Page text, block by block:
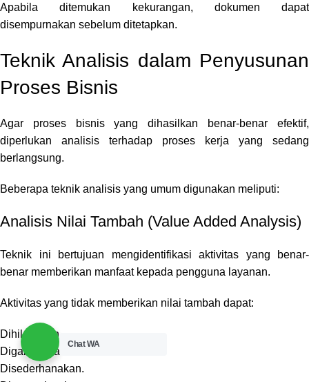
Apabila ditemukan kekurangan, dokumen dapat
disempurnakan sebelum ditetapkan.
Teknik Analisis dalam Penyusunan
Proses Bisnis
Agar proses bisnis yang dihasilkan benar-benar efektif,
diperlukan analisis terhadap proses kerja yang sedang
berlangsung.
Beberapa teknik analisis yang umum digunakan meliputi:
Analisis Nilai Tambah (Value Added Analysis)
Teknik ini bertujuan mengidentifikasi aktivitas yang benar-
benar memberikan manfaat kepada pengguna layanan.
Aktivitas yang tidak memberikan nilai tambah dapat:
Dihilangkan.
Digabungkan.
Disederhanakan.
Chat WA